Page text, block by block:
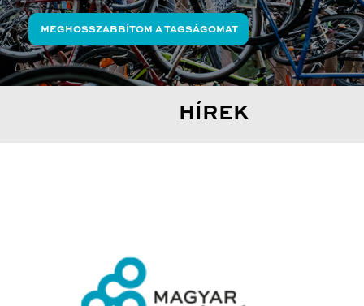
MEGHOSSZABBÍTOM A TAGSÁGOMAT
HÍREK